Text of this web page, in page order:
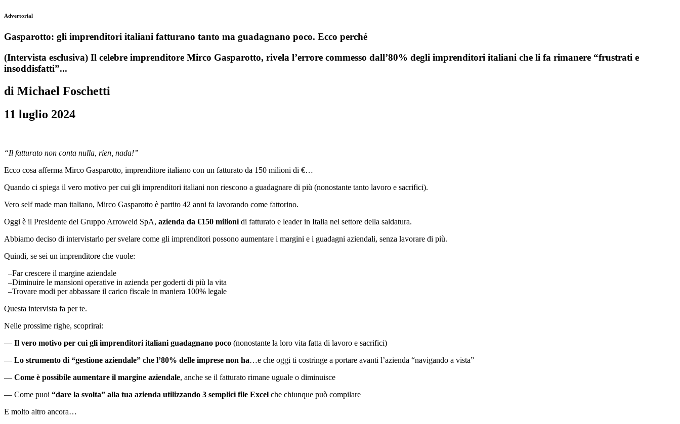
Advertorial
Gasparotto: gli imprenditori italiani fatturano tanto ma guadagnano poco. Ecco perché
(Intervista esclusiva) Il celebre imprenditore Mirco Gasparotto, rivela l’errore commesso dall’80% degli imprenditori italiani che li fa rimanere “frustrati e
insoddisfatti”...
di Michael Foschetti
11 luglio 2024
“Il fatturato non conta nulla, rien, nada!”
Ecco cosa afferma Mirco Gasparotto, imprenditore italiano con un fatturato da 150 milioni di €…
Quando ci spiega il vero motivo per cui gli imprenditori italiani non riescono a guadagnare di più (nonostante tanto lavoro e sacrifici).
Vero self made man italiano, Mirco Gasparotto è partito 42 anni fa lavorando come fattorino.
Oggi è il Presidente del Gruppo Arroweld SpA, azienda da €150 milioni di fatturato e leader in Italia nel settore della saldatura.
Abbiamo deciso di intervistarlo per svelare come gli imprenditori possono aumentare i margini e i guadagni aziendali, senza lavorare di più.
Quindi, se sei un imprenditore che vuole:
–Far crescere il margine aziendale
–Diminuire le mansioni operative in azienda per goderti di più la vita
–Trovare modi per abbassare il carico fiscale in maniera 100% legale
Questa intervista fa per te.
Nelle prossime righe, scoprirai:
— Il vero motivo per cui gli imprenditori italiani guadagnano poco (nonostante la loro vita fatta di lavoro e sacrifici)
— Lo strumento di “gestione aziendale” che l’80% delle imprese non ha…e che oggi ti costringe a portare avanti l’azienda “navigando a vista”
— Come è possibile aumentare il margine aziendale, anche se il fatturato rimane uguale o diminuisce
— Come puoi “dare la svolta” alla tua azienda utilizzando 3 semplici file Excel che chiunque può compilare
E molto altro ancora…